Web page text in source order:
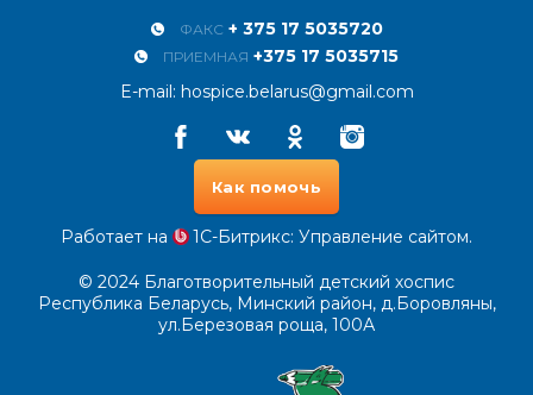
ФАКС + 375 17 5035720
ПРИЕМНАЯ +375 17 5035715
E-mail: hospice.belarus@gmail.com
FacebookVkontakteOdnoklassnikiInstagram
Как помочь
Работает на 1С-Битрикс: Управление сайтом.
© 2024 Благотворительный детский хоспис
Республика Беларусь, Минский район, д.Боровляны,
ул.Березовая роща, 100А